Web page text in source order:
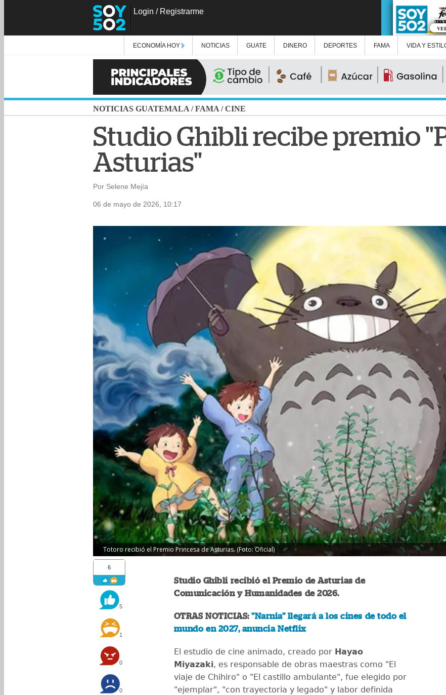
Login / Registrarme
ECONOMÍA HOY NOTICIAS GUATE DINERO DEPORTES FAMA VIDA Y
NOTICIAS GUATEMALA /FAMA /CINE
Studio Ghibli recibe premio
Asturias"
Por Selene Mejía
06 de mayo de 2026, 10:17
Totoro recibió el Premio Princesa de Asturias. (Foto: Oficial)
6
5
1
0
0
Studio Ghibli recibió el Premio de Asturias de
Comunicación y Humanidades de 2026.
OTRAS NOTICIAS:"Narnia" llegará a los cines de todo el
mundo en 2027, anuncia Netflix
El estudio de cine animado, creado por Hayao
Miyazaki, es responsable de obras maestras como "El
viaje de Chihiro" o "El castillo ambulante", fue elegido por
"ejemplar", "con trayectoria y legado" y labor definida